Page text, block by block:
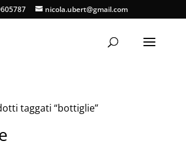
nicola.ubert@gmail.com
taggati “bottiglie”